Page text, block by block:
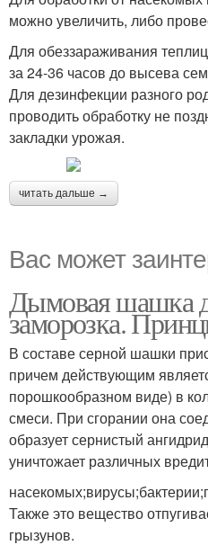
можно увеличить, либо
Для обеззараживания
за 24-36 часов до высева
Для дезинфекции разного
проводить обработку не
закладки урожая.
читать дальше →
Вас может
Дымовая шашка
заморозка.
В составе серной шашки
причем действующим
порошкообразном виде) в
смеси. При сгорании она
образует сернистый
уничтожает различных
Также это вещество
грызунов.